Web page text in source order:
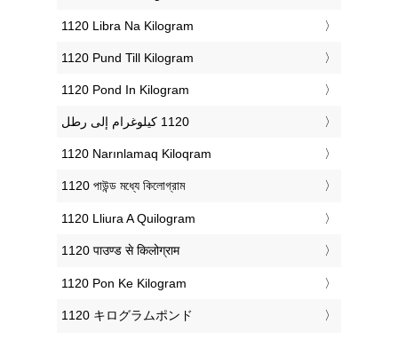
‎1120 Libra Na Kilogram
‎1120 Pund Till Kilogram
‎1120 Pond In Kilogram
‎1120 Narınlamaq Kiloqram
‎1120 পাউন্ড মধ্যে কিলোগ্রাম
‎1120 Lliura A Quilogram
‎1120 पाउण्ड से किलोग्राम
‎1120 Pon Ke Kilogram
‎1120 キログラムポンド